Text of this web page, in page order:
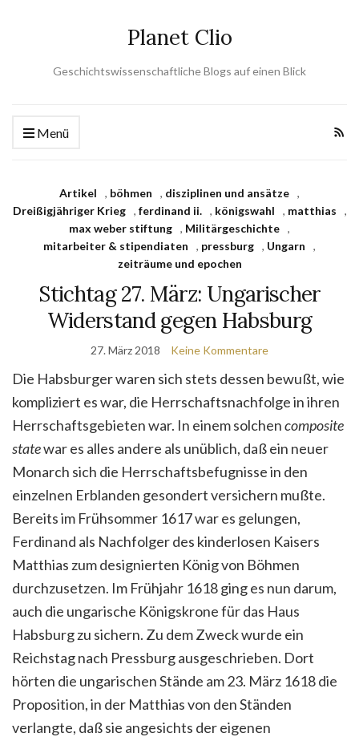
Planet Clio
Geschichtswissenschaftliche Blogs auf einen Blick
Menü
Artikel , böhmen , disziplinen und ansätze ,
Dreißigjähriger Krieg
, ferdinand ii. , königswahl , matthias
,
max weber stiftung , Militärgeschichte ,
mitarbeiter & stipendiaten
, pressburg , Ungarn
,
zeiträume und epochen
Stichtag 27. März: Ungarischer
Widerstand gegen Habsburg
27. März 2018 Keine Kommentare
Die Habsburger waren sich stets dessen bewußt, wie
kompliziert es war, die Herrschaftsnachfolge in ihren
Herrschaftsgebieten war. In einem solchencomposite
statewar es alles andere als unüblich, daß ein neuer
Monarch sich die Herrschaftsbefugnisse in den
einzelnen Erblanden gesondert versichern mußte.
Bereits im Frühsommer 1617 war es gelungen,
Ferdinand als Nachfolger des kinderlosen Kaisers
Matthias zum designierten König von Böhmen
durchzusetzen. Im Frühjahr 1618 ging es nun darum,
auch die ungarische Königskrone für das Haus
Habsburg zu sichern. Zu dem Zweck wurde ein
Reichstag nach Pressburg ausgeschrieben. Dort
hörten die ungarischen Stände am 23. März 1618 die
Proposition, in der Matthias von den Ständen
verlangte, daß sie angesichts der eigenen